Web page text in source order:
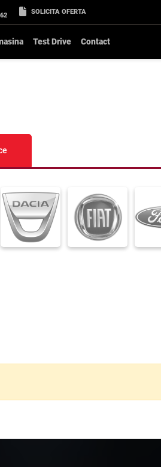
SOLICITA OFERTA
Test Drive Contact